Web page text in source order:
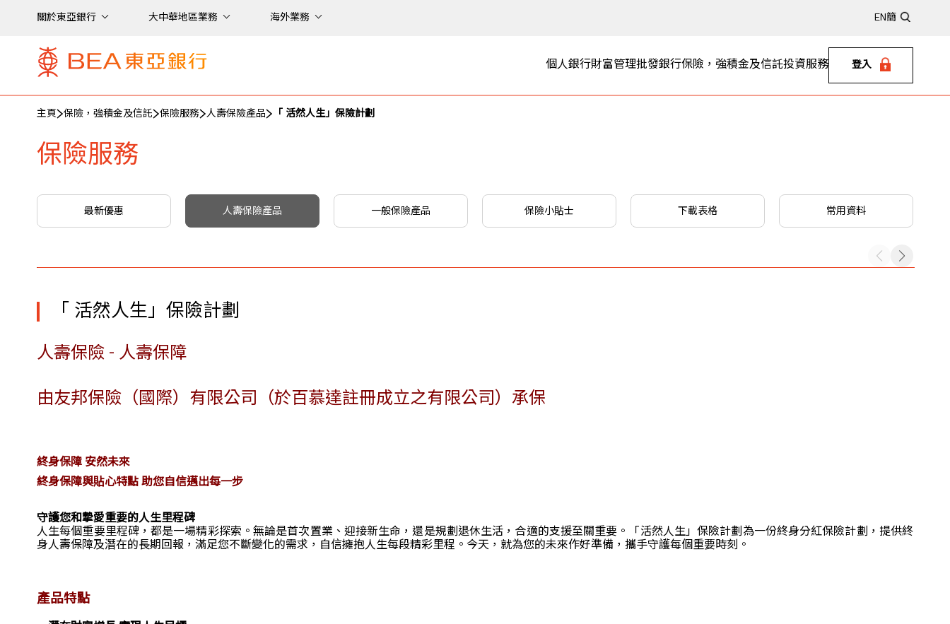
關於東亞銀行 大中華地區業務 海外業務 EN 簡
個人銀行財富管理批發銀行保險，強積金及信託投資服務 登入
主頁 保險，強積金及信託 保險服務 人壽保險產品 「 活然人生」保險計劃
保險服務
最新優惠 人壽保險產品 一般保險產品 保險小貼士 下載表格 常用資料
「 活然人生」保險計劃
人壽保險 - 人壽保障
由友邦保險（國際）有限公司（於百慕達註冊成立之有限公司）承保
終身保障 安然未來
終身保障與貼心特點 助您自信邁出每一步
守護您和摯愛重要的人生里程碑
人生每個重要里程碑，都是一場精彩探索。無論是首次置業、迎接新生命，還是規劃退休生活，合適的支援至關重要。「活然人生」保險計劃為一份終身分紅保險計劃，提供終
身人壽保障及潛在的長期回報，滿足您不斷變化的需求，自信擁抱人生每段精彩里程。今天，就為您的未來作好準備，攜手守護每個重要時刻。
產品特點